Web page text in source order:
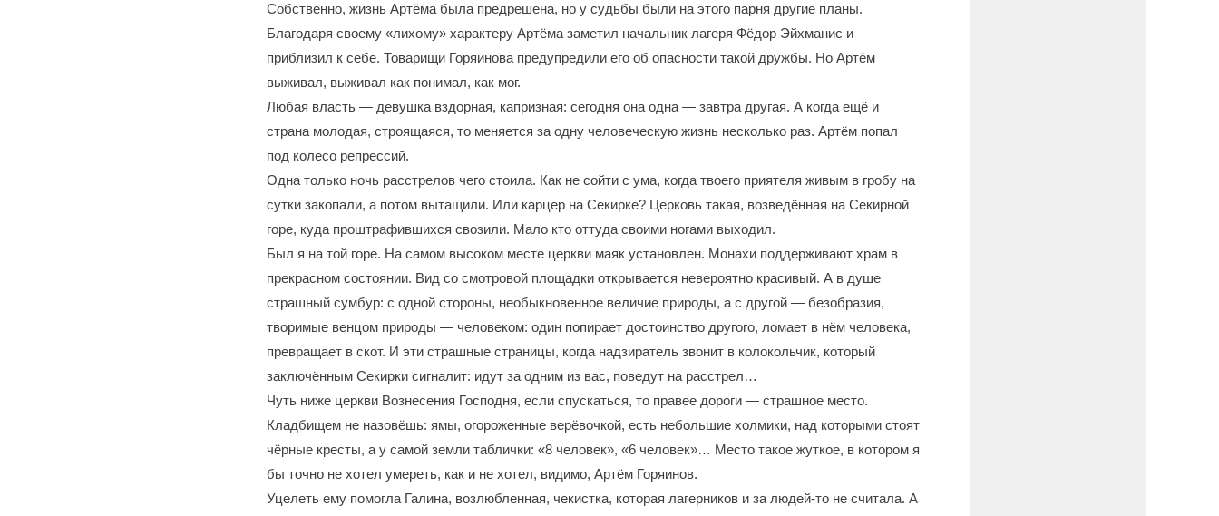
Собственно, жизнь Артёма была предрешена, но у судьбы были на этого парня другие планы.
Благодаря своему «лихому» характеру Артёма заметил начальник лагеря Фёдор Эйхманис и
приблизил к себе. Товарищи Горяинова предупредили его об опасности такой дружбы. Но Артём
выживал, выживал как понимал, как мог.
Любая власть ― девушка вздорная, капризная: сегодня она одна ― завтра другая. А когда ещё и
страна молодая, строящаяся, то меняется за одну человеческую жизнь несколько раз. Артём попал
под колесо репрессий.
Одна только ночь расстрелов чего стоила. Как не сойти с ума, когда твоего приятеля живым в гробу на
сутки закопали, а потом вытащили. Или карцер на Секирке? Церковь такая, возведённая на Секирной
горе, куда проштрафившихся свозили. Мало кто оттуда своими ногами выходил.
Был я на той горе. На самом высоком месте церкви маяк установлен. Монахи поддерживают храм в
прекрасном состоянии. Вид со смотровой площадки открывается невероятно красивый. А в душе
страшный сумбур: с одной стороны, необыкновенное величие природы, а с другой ― безобразия,
творимые венцом природы ― человеком: один попирает достоинство другого, ломает в нём человека,
превращает в скот. И эти страшные страницы, когда надзиратель звонит в колокольчик, который
заключённым Секирки сигналит: идут за одним из вас, поведут на расстрел…
Чуть ниже церкви Вознесения Господня, если спускаться, то правее дороги ― страшное место.
Кладбищем не назовёшь: ямы, огороженные верёвочкой, есть небольшие холмики, над которыми стоят
чёрные кресты, а у самой земли таблички: «8 человек», «6 человек»… Место такое жуткое, в котором я
бы точно не хотел умереть, как и не хотел, видимо, Артём Горяинов.
Уцелеть ему помогла Галина, возлюбленная, чекистка, которая лагерников и за людей-то не считала. А